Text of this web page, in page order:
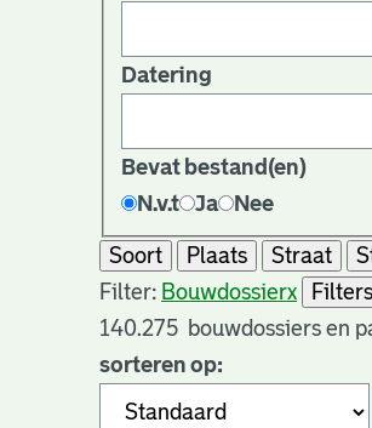
Datering
Bevat bestand(en)
N.v.t
Ja Nee
Soort Plaats Straat
Filter: Bouwdossierx
140.275 bouwdossiers en
sorteren op: